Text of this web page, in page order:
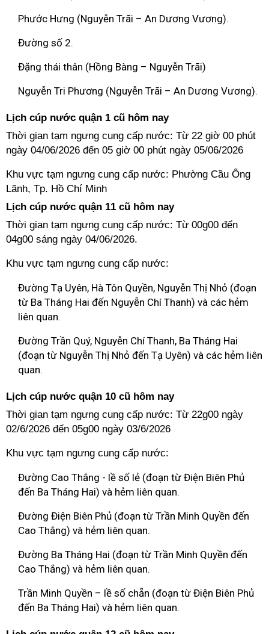
Phước Hưng (Nguyễn Trãi – An Dương Vương).
Đường số 2.
Đặng thái thân (Hồng Bàng – Nguyễn Trãi)
Nguyễn Tri Phương (Nguyễn Trãi – An Dương Vương).
Lịch cúp nước quận 1 cũ hôm nay
Thời gian tạm ngưng cung cấp nước: Từ 22 giờ 00 phút
ngày 04/06/2026 đến 05 giờ 00 phút ngày 05/06/2026
Khu vực tạm ngưng cung cấp nước: Phường Cầu Ông
Lãnh, Tp. Hồ Chí Minh
Lịch cúp nước quận 11 cũ hôm nay
Thời gian tạm ngưng cung cấp nước: Từ 00g00 đến
04g00 sáng ngày 04/06/2026.
Khu vực tạm ngưng cung cấp nước:
Đường Tạ Uyên, Hà Tôn Quyền, Nguyễn Thị Nhỏ (đoạn
từ Ba Tháng Hai đến Nguyễn Chí Thanh) và các hẻm
liên quan.
Đường Trần Quý, Nguyễn Chí Thanh, Ba Tháng Hai
(đoạn từ Nguyễn Thị Nhỏ đến Tạ Uyên) và các hẻm liên
quan.
Lịch cúp nước quận 10 cũ hôm nay
Thời gian tạm ngưng cung cấp nước: Từ 22g00 ngày
02/6/2026 đến 05g00 ngày 03/6/2026
Khu vực tạm ngưng cung cấp nước:
Đường Cao Thắng - lề số lẻ (đoạn từ Điện Biên Phủ
đến Ba Tháng Hai) và hẻm liên quan.
Đường Điện Biên Phủ (đoạn từ Trần Minh Quyền đến
Cao Thắng) và hẻm liên quan.
Đường Ba Tháng Hai (đoạn từ Trần Minh Quyền đến
Cao Thắng) và hẻm liên quan.
Trần Minh Quyền – lề số chẵn (đoạn từ Điện Biên Phủ
đến Ba Tháng Hai) và hẻm liên quan.